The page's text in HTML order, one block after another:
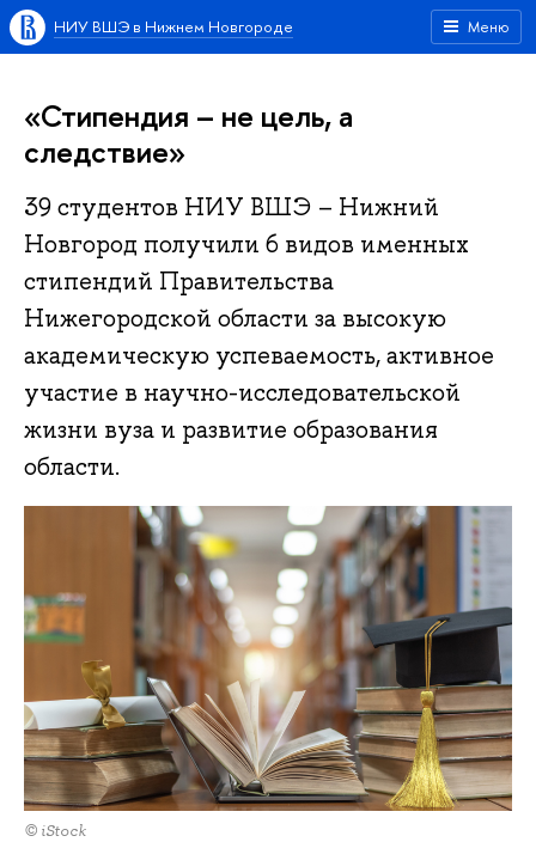
Меню
НИУ ВШЭ в Нижнем Новгороде
«Стипендия – не цель, а
следствие»
39 студентов НИУ ВШЭ – Нижний
Новгород получили 6 видов именных
стипендий Правительства
Нижегородской области за высокую
академическую успеваемость, активное
участие в научно-исследовательской
жизни вуза и развитие образования
области.
© iStock